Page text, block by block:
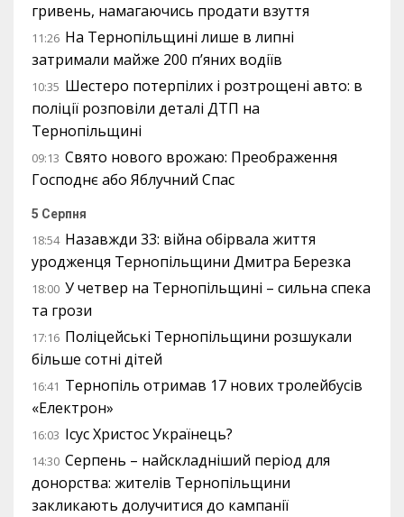
гривень, намагаючись продати взуття
11:26 На Тернопільщині лише в липні
затримали майже 200 п’яних водіїв
10:35 Шестеро потерпілих і розтрощені авто: в
поліції розповіли деталі ДТП на
Тернопільщині
09:13 Свято нового врожаю: Преображення
Господнє або Яблучний Спас
5 Серпня
18:54 Назавжди 33: війна обірвала життя
уродженця Тернопільщини Дмитра Березка
18:00 У четвер на Тернопільщині – сильна спека
та грози
17:16 Поліцейські Тернопільщини розшукали
більше сотні дітей
16:41 Тернопіль отримав 17 нових тролейбусів
«Електрон»
16:03 Ісус Христос Українець?
14:30 Серпень – найскладніший період для
донорства: жителів Тернопільщини
закликають долучитися до кампанії